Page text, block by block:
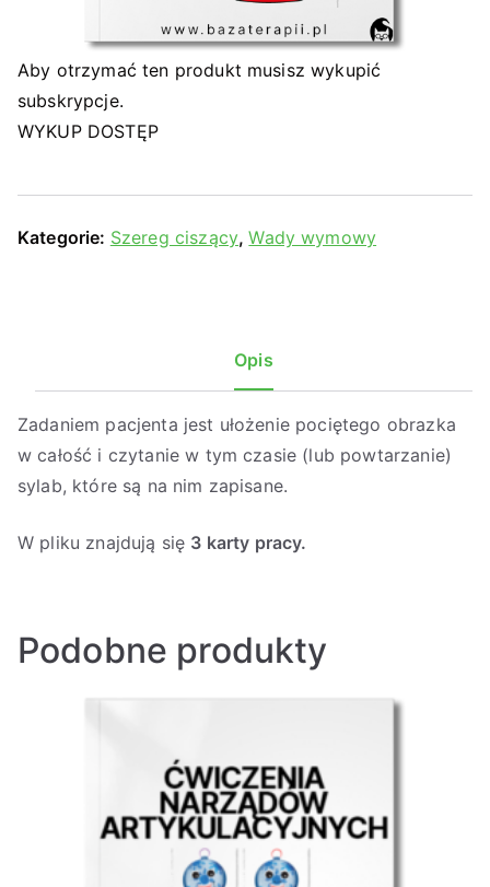
Aby otrzymać ten produkt musisz wykupić
subskrypcje.
WYKUP DOSTĘP
Kategorie: Szereg ciszący,Wady wymowy
Opis
Zadaniem pacjenta jest ułożenie pociętego obrazka
w całość i czytanie w tym czasie (lub powtarzanie)
sylab, które są na nim zapisane.
W pliku znajdują się 3 karty pracy.
Podobne produkty